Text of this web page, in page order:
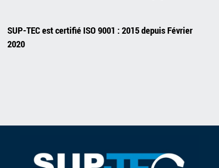
SUP-TEC est certifié ISO 9001 : 2015 depuis Février
2020